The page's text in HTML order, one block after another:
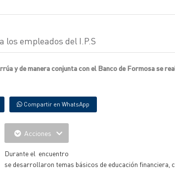
empleados del I.P.S
y de manera conjunta con el Banco de Formosa se
Compartir en WhatsApp
Acciones
Durante el encuentro
se desarrollaron temas básicos de educación financiera,